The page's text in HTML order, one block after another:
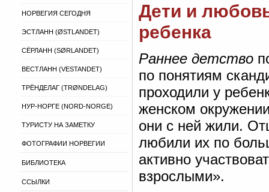
НОРВЕГИЯ СЕГОДНЯ
ЭСТЛАНН (ØSTLANDET)
СЁРЛАНН (SØRLANDET)
ВЕСТЛАНН (VESTANDET)
ТРЁНДЕЛАГ (TRØNDELAG)
НУР-НОРГЕ (NORD-NORGE)
ТУРИСТУ НА ЗАМЕТКУ
ФОТОГРАФИИ НОРВЕГИИ
БИБЛИОТЕКА
ССЫЛКИ
Дети и
ребенка
Раннее детство
по понятиям
проходили у
женском
они с ней жили.
любили их по
активно
взрослыми».